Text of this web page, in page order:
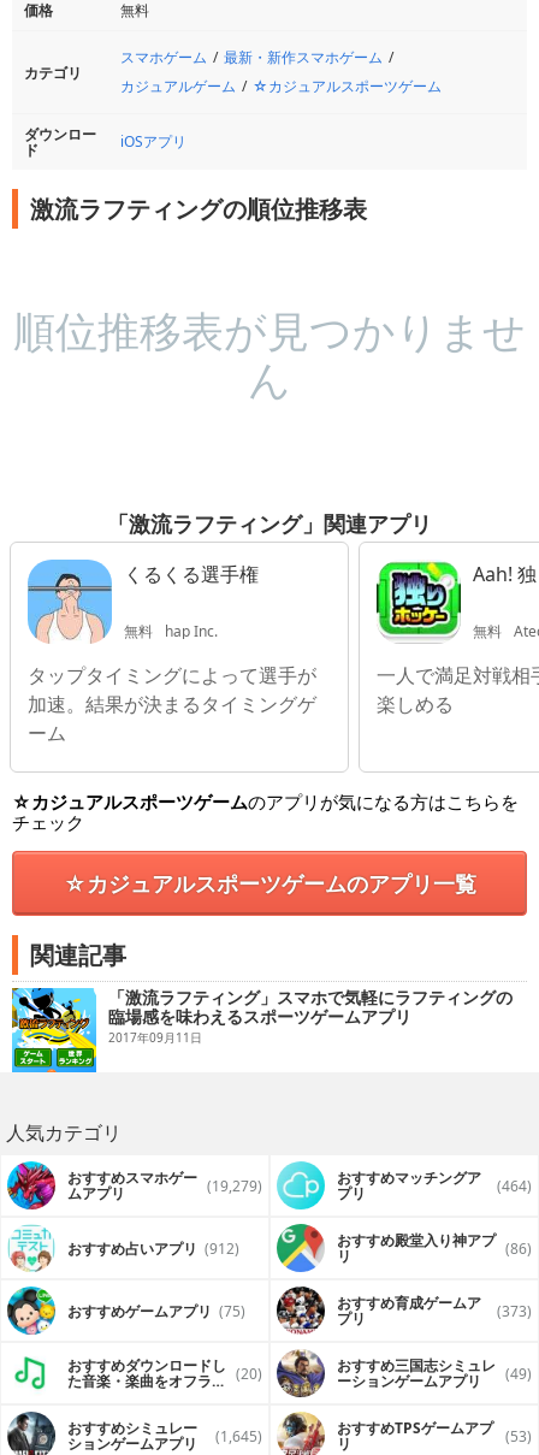
価格 無料
カテゴリ
スマホゲーム
最新・新作スマホゲーム
カジュアルゲーム
☆カジュアルスポーツゲーム
ダウンロー
ド iOSアプリ
激流ラフティングの順位推移表
順位推移表が見つかりませ
ん
「激流ラフティング」関連アプリ
くるくる選手権
無料 hap Inc.
タップタイミングによって選手が
加速。結果が決まるタイミングゲ
ーム
Aah!
無料
一人で満足対戦相
楽しめる
☆カジュアルスポーツゲームのアプリが気になる方はこちらを
チェック
☆カジュアルスポーツゲームのアプリ一覧
関連記事
「激流ラフティング」スマホで気軽にラフティングの
臨場感を味わえるスポーツゲームアプリ
2017年09月11日
人気カテゴリ
おすすめスマホゲー
ムアプリ (19,279) おすすめマッチングア
プリ (464)
おすすめ占いアプリ (912) おすすめ殿堂入り神アプ
リ (86)
おすすめゲームアプリ (75) おすすめ育成ゲームア
プリ (373)
おすすめダウンロードし
た音楽・楽曲をオフライ (20) おすすめ三国志シミュレ
ーションゲームアプリ (49)
おすすめシミュレー
ションゲームアプリ (1,645) おすすめTPSゲームアプ
リ (53)